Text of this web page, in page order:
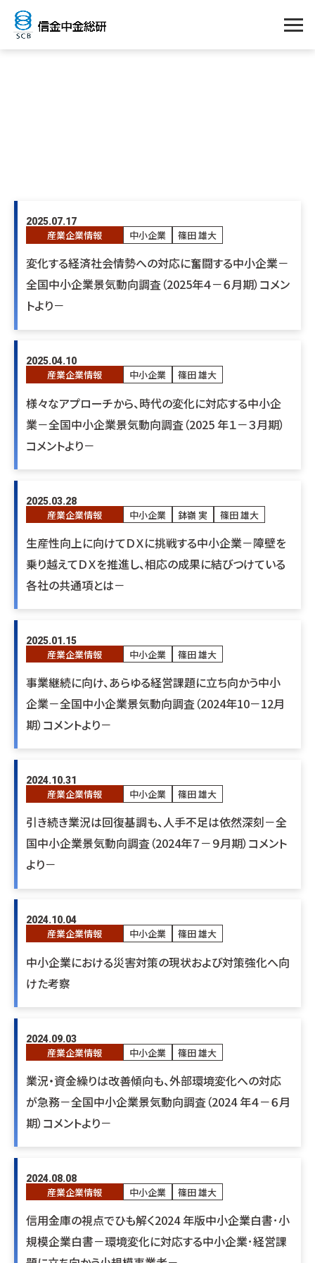
2025.07.17
産業企業情報 中小企業 篠田 雄大
変化する経済社会情勢への対応に奮闘する中小企業－
全国中小企業景気動向調査（2025年４－６月期）コメン
トより－
2025.04.10
産業企業情報 中小企業 篠田 雄大
様々なアプローチから、時代の変化に対応する中小企
業－全国中小企業景気動向調査（2025 年１－３月期）
コメントより－
2025.03.28
産業企業情報 中小企業 鉢嶺 実 篠田 雄大
生産性向上に向けてＤＸに挑戦する中小企業－障壁を
乗り越えてＤＸを推進し、相応の成果に結びつけている
各社の共通項とは－
2025.01.15
産業企業情報 中小企業 篠田 雄大
事業継続に向け、あらゆる経営課題に立ち向かう中小
企業－全国中小企業景気動向調査（2024年10－12月
期）コメントより－
2024.10.31
産業企業情報 中小企業 篠田 雄大
引き続き業況は回復基調も、人手不足は依然深刻－全
国中小企業景気動向調査（2024年７－９月期）コメント
より－
2024.10.04
産業企業情報 中小企業 篠田 雄大
中小企業における災害対策の現状および対策強化へ向
けた考察
2024.09.03
産業企業情報 中小企業 篠田 雄大
業況・資金繰りは改善傾向も、外部環境変化への対応
が急務－全国中小企業景気動向調査（2024 年４－６月
期）コメントより－
2024.08.08
産業企業情報 中小企業 篠田 雄大
信用金庫の視点でひも解く2024 年版中小企業白書･小
規模企業白書－環境変化に対応する中小企業･経営課